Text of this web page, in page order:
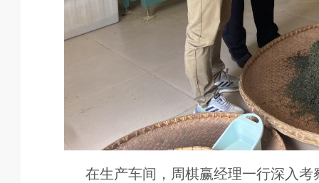
在生产车间，周棋赢经理一行深入